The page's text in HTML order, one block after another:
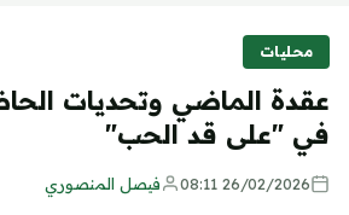
محليات
عقدة الماضي وتحديات
في "على قد الحب"
26/02/2026 08:11 فيصل المنصوري